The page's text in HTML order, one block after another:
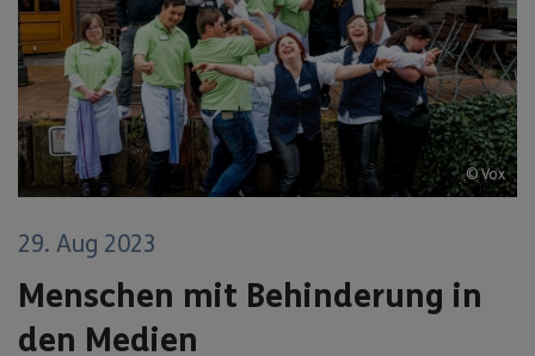
© Vox
29. Aug 2023
Menschen mit Behinderung in
den Medien